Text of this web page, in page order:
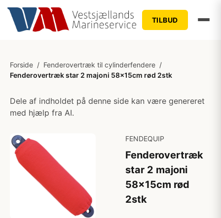
TILBUD
Forside / Fenderovertræk til cylinderfendere /
Fenderovertræk star 2 majoni 58x15cm rød 2stk
Dele af indholdet på denne side kan være genereret
med hjælp fra AI.
FENDEQUIP
Fenderovertræk
star 2 majoni
58x15cm rød
2stk